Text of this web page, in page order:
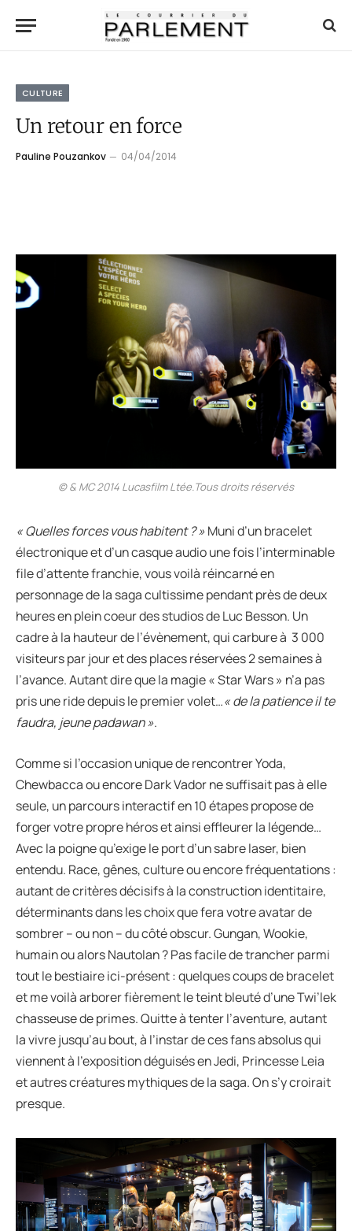
CULTURE
Un retour en force
Pauline Pouzankov 04/04/2014
© & MC 2014 Lucasfilm Ltée.Tous droits réservés
« Quelles forces vous habitent ? »Muni d’un bracelet
électronique et d’un casque audio une fois l’interminable
file d’attente franchie, vous voilà réincarné en
personnage de la saga cultissime pendant près de deux
heures en plein coeur des studios de Luc Besson. Un
cadre à la hauteur de l’évènement, qui carbure à 3 000
visiteurs par jour et des places réservées 2 semaines à
l’avance. Autant dire que la magie « Star Wars » n’a pas
pris une ride depuis le premier volet…« de la patience il te
faudra, jeune padawan ».
Comme si l’occasion unique de rencontrer Yoda,
Chewbacca ou encore Dark Vador ne suffisait pas à elle
seule, un parcours interactif en 10 étapes propose de
forger votre propre héros et ainsi effleurer la légende…
Avec la poigne qu’exige le port d’un sabre laser, bien
entendu. Race, gênes, culture ou encore fréquentations :
autant de critères décisifs à la construction identitaire,
déterminants dans les choix que fera votre avatar de
sombrer – ou non – du côté obscur. Gungan, Wookie,
humain ou alors Nautolan ? Pas facile de trancher parmi
tout le bestiaire ici-présent : quelques coups de bracelet
et me voilà arborer fièrement le teint bleuté d’une Twi’lek
chasseuse de primes. Quitte à tenter l’aventure, autant
la vivre jusqu’au bout, à l’instar de ces fans absolus qui
viennent à l’exposition déguisés en Jedi, Princesse Leia
et autres créatures mythiques de la saga. On s’y croirait
presque.